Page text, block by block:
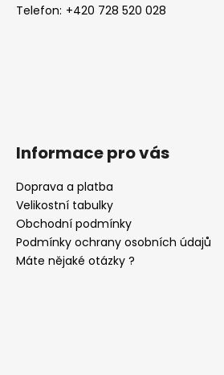
Telefon: +420 728 520 028
Informace pro vás
Doprava a platba
Velikostní tabulky
Obchodní podmínky
Podmínky ochrany osobních údajů
Máte nějaké otázky ?